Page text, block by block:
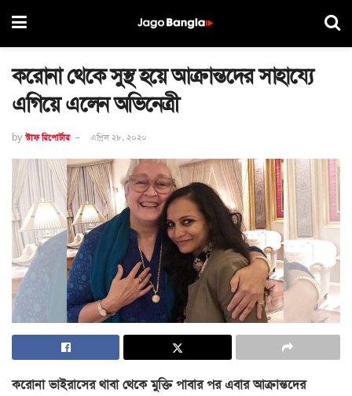
করোনা থেকে সুস্থ হয়ে আক্রান্তদের সাহায্যে
এগিয়ে এলেন অভিনেত্রী
by স্টাফ রিপোর্টার এপ্রিল ২৮, ২০২০
করোনা ভাইরাসের থাবা থেকে মুক্তি পাবার পর এবার আক্রান্তদের